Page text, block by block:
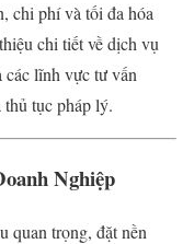
chi phí và tối đa hóa
chi tiết về dịch vụ
các lĩnh vực tư vấn
thủ tục pháp lý.
Nghiệp
quan trọng, đặt nền